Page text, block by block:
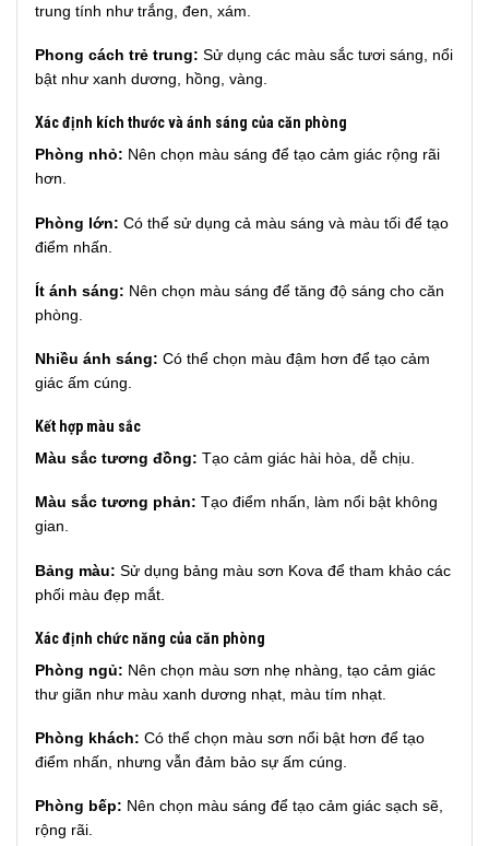
trung tính như trắng, đen, xám.
Phong cách trẻ trung: Sử dụng các màu sắc tươi sáng, nổi
bật như xanh dương, hồng, vàng.
Xác định kích thước và ánh sáng của căn phòng
Phòng nhỏ: Nên chọn màu sáng để tạo cảm giác rộng rãi
hơn.
Phòng lớn: Có thể sử dụng cả màu sáng và màu tối để tạo
điểm nhấn.
Ít ánh sáng: Nên chọn màu sáng để tăng độ sáng cho căn
phòng.
Nhiều ánh sáng: Có thể chọn màu đậm hơn để tạo cảm
giác ấm cúng.
Kết hợp màu sắc
Màu sắc tương đồng: Tạo cảm giác hài hòa, dễ chịu.
Màu sắc tương phản: Tạo điểm nhấn, làm nổi bật không
gian.
Bảng màu: Sử dụng bảng màu sơn Kova để tham khảo các
phối màu đẹp mắt.
Xác định chức năng của căn phòng
Phòng ngủ: Nên chọn màu sơn nhẹ nhàng, tạo cảm giác
thư giãn như màu xanh dương nhạt, màu tím nhạt.
Phòng khách: Có thể chọn màu sơn nổi bật hơn để tạo
điểm nhấn, nhưng vẫn đảm bảo sự ấm cúng.
Phòng bếp: Nên chọn màu sáng để tạo cảm giác sạch sẽ,
rộng rãi.